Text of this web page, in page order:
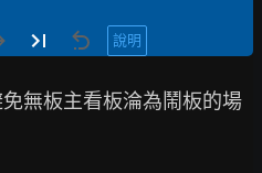
說明